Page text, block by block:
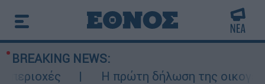
BREAKING NEWS:
Η πρώτη δήλωση της